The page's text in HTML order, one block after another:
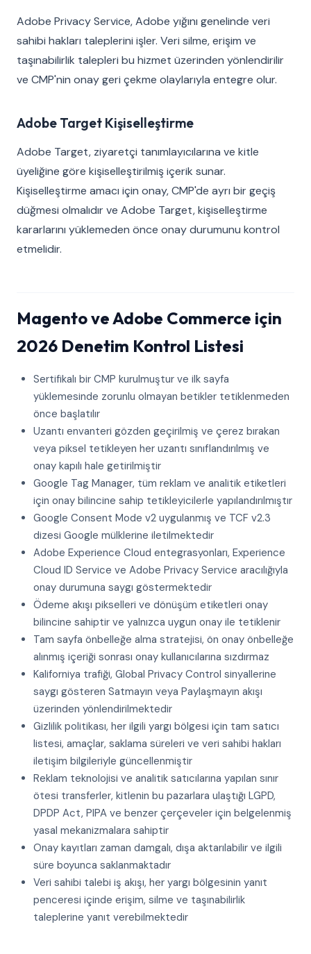
Adobe Privacy Service, Adobe yığını genelinde veri
sahibi hakları taleplerini işler. Veri silme, erişim ve
taşınabilirlik talepleri bu hizmet üzerinden yönlendirilir
ve CMP'nin onay geri çekme olaylarıyla entegre olur.
Adobe Target Kişiselleştirme
Adobe Target, ziyaretçi tanımlayıcılarına ve kitle
üyeliğine göre kişiselleştirilmiş içerik sunar.
Kişiselleştirme amacı için onay, CMP'de ayrı bir geçiş
düğmesi olmalıdır ve Adobe Target, kişiselleştirme
kararlarını yüklemeden önce onay durumunu kontrol
etmelidir.
Magento ve Adobe Commerce için
2026 Denetim Kontrol Listesi
Sertifikalı bir CMP kurulmuştur ve ilk sayfa
yüklemesinde zorunlu olmayan betikler tetiklenmeden
önce başlatılır
Uzantı envanteri gözden geçirilmiş ve çerez bırakan
veya piksel tetikleyen her uzantı sınıflandırılmış ve
onay kapılı hale getirilmiştir
Google Tag Manager, tüm reklam ve analitik etiketleri
için onay bilincine sahip tetikleyicilerle yapılandırılmıştır
Google Consent Mode v2 uygulanmış ve TCF v2.3
dizesi Google mülklerine iletilmektedir
Adobe Experience Cloud entegrasyonları, Experience
Cloud ID Service ve Adobe Privacy Service aracılığıyla
onay durumuna saygı göstermektedir
Ödeme akışı pikselleri ve dönüşüm etiketleri onay
bilincine sahiptir ve yalnızca uygun onay ile tetiklenir
Tam sayfa önbelleğe alma stratejisi, ön onay önbelleğe
alınmış içeriği sonrası onay kullanıcılarına sızdırmaz
Kaliforniya trafiği, Global Privacy Control sinyallerine
saygı gösteren Satmayın veya Paylaşmayın akışı
üzerinden yönlendirilmektedir
Gizlilik politikası, her ilgili yargı bölgesi için tam satıcı
listesi, amaçlar, saklama süreleri ve veri sahibi hakları
iletişim bilgileriyle güncellenmiştir
Reklam teknolojisi ve analitik satıcılarına yapılan sınır
ötesi transferler, kitlenin bu pazarlara ulaştığı LGPD,
DPDP Act, PIPA ve benzer çerçeveler için belgelenmiş
yasal mekanizmalara sahiptir
Onay kayıtları zaman damgalı, dışa aktarılabilir ve ilgili
süre boyunca saklanmaktadır
Veri sahibi talebi iş akışı, her yargı bölgesinin yanıt
penceresi içinde erişim, silme ve taşınabilirlik
taleplerine yanıt verebilmektedir